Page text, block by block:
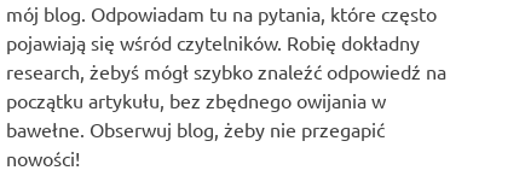
mój blog. Odpowiadam tu na pytania, które często
pojawiają się wśród czytelników. Robię dokładny
research, żebyś mógł szybko znaleźć odpowiedź na
początku artykułu, bez zbędnego owijania w
bawełne. Obserwuj blog, żeby nie przegapić
nowości!